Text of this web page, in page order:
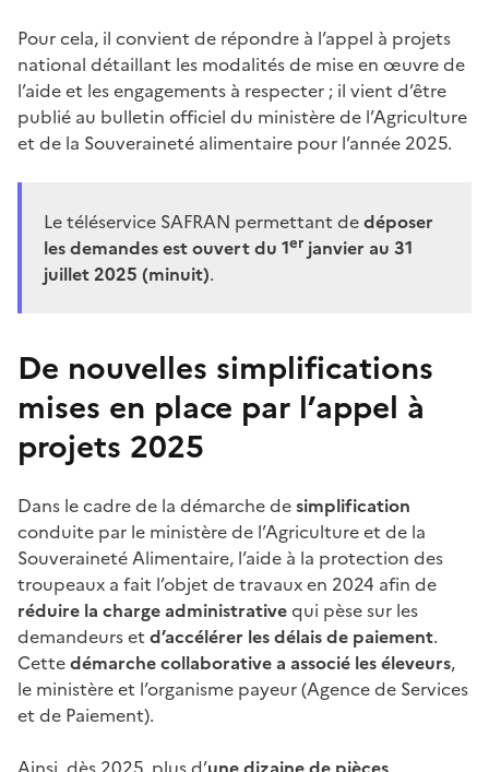
Pour cela, il convient de répondre à l’appel à projets
national détaillant les modalités de mise en œuvre de
l’aide et les engagements à respecter ; il vient d’être
publié au bulletin officiel du ministère de l’Agriculture
et de la Souveraineté alimentaire pour l’année 2025.
Le téléservice SAFRAN permettant dedéposer
les demandes est ouvert du 1er janvier au 31
juillet 2025 (minuit).
De nouvelles simplifications
mises en place par l’appel à
projets 2025
Dans le cadre de la démarche desimplification
conduite par le ministère de l’Agriculture et de la
Souveraineté Alimentaire, l’aide à la protection des
troupeaux a fait l’objet de travaux en 2024 afin de
réduire la charge administrativequi pèse sur les
demandeurs et d’accélérer les délais de paiement.
Cettedémarche collaborative a associé les éleveurs,
le ministère et l’organisme payeur (Agence de Services
et de Paiement).